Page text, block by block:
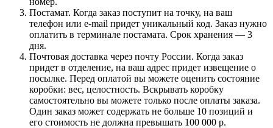
Постамат. Когда заказ поступит на точку, на ваш
телефон или e-mail придет уникальный код. Заказ нужно
оплатить в терминале постамата. Срок хранения — 3
дня.
Почтовая доставка через почту России. Когда заказ
придет в отделение, на ваш адрес придет извещение о
посылке. Перед оплатой вы можете оценить состояние
коробки: вес, целостность. Вскрывать коробку
самостоятельно вы можете только после оплаты заказа.
Один заказ может содержать не больше 10 позиций и
его стоимость не должна превышать 100 000 р.